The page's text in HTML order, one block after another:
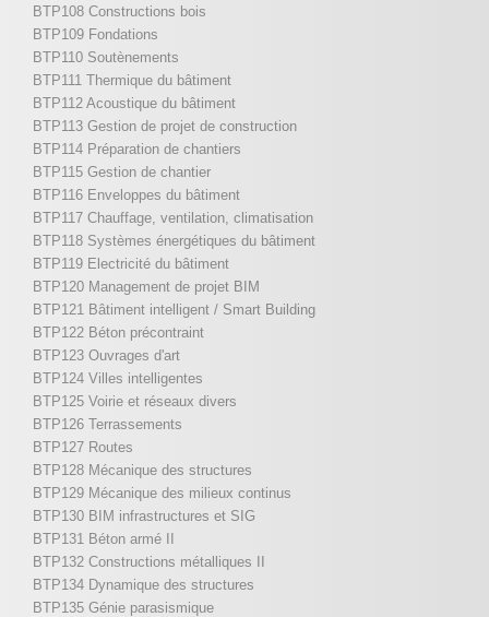
BTP108 Constructions bois
BTP109 Fondations
BTP110 Soutènements
BTP111 Thermique du bâtiment
BTP112 Acoustique du bâtiment
BTP113 Gestion de projet de construction
BTP114 Préparation de chantiers
BTP115 Gestion de chantier
BTP116 Enveloppes du bâtiment
BTP117 Chauffage, ventilation, climatisation
BTP118 Systèmes énergétiques du bâtiment
BTP119 Electricité du bâtiment
BTP120 Management de projet BIM
BTP121 Bâtiment intelligent / Smart Building
BTP122 Béton précontraint
BTP123 Ouvrages d'art
BTP124 Villes intelligentes
BTP125 Voirie et réseaux divers
BTP126 Terrassements
BTP127 Routes
BTP128 Mécanique des structures
BTP129 Mécanique des milieux continus
BTP130 BIM infrastructures et SIG
BTP131 Béton armé II
BTP132 Constructions métalliques II
BTP134 Dynamique des structures
BTP135 Génie parasismique